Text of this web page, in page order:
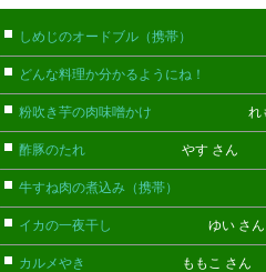
しめじのオードブル（携帯）
どんな料理か分かるようにね！
粉吹き芋の肉味噌かけ れもん
酢豚のたれ やす さん
牛すね肉の煮込み（携帯）
イカの一夜干し ゆい さ
カルメやき ももこ さん